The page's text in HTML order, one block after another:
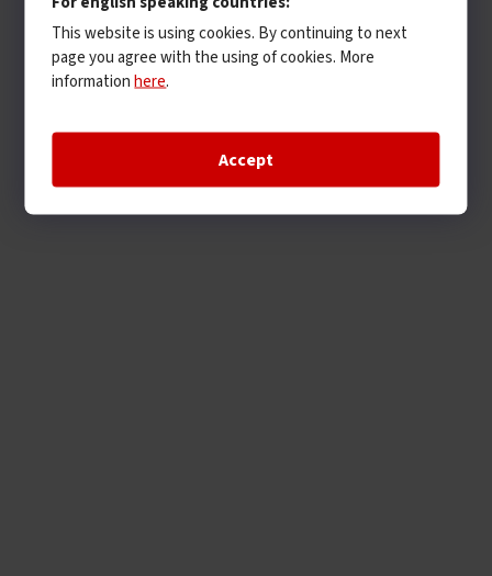
This website is using cookies. By continuing to next
page you agree with the using of cookies. More
informationhere.
Accept